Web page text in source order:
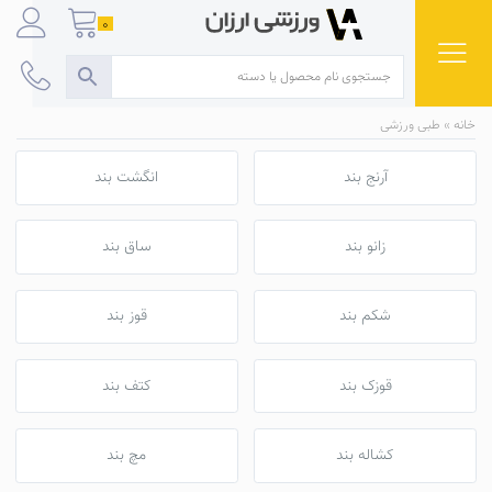
content
0
خانه » طبی ورزشی
آرنج بند انگشت بند
زانو بند ساق بند
شکم‌ بند قوز بند
قوزک بند کتف بند
کشاله بند مچ بند